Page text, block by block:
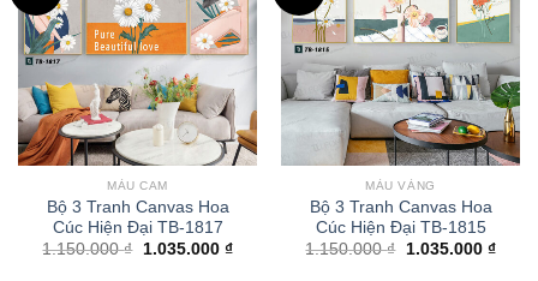
MÀU CAM
Bộ 3 Tranh Canvas Hoa
Cúc Hiện Đại TB-1817
1.150.000₫ 1.035.000 ₫
MÀU VÀNG
Bộ 3 Tranh Canvas Hoa
Cúc Hiện Đại TB-1815
1.150.000₫ 1.035.000 ₫